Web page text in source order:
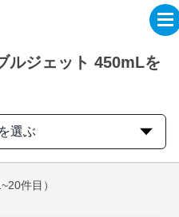
ルジェット 450mLを
選ぶ
件目）